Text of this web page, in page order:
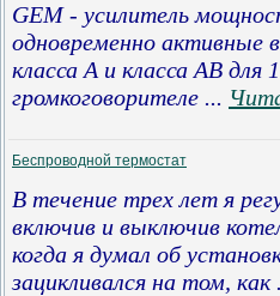
GEM - усилитель
одновременно активные
класса A и класса AB
громкоговорителе ...
Беспроводной термостат
В течение трех лет я
включив и выключив
когда я думал об
зацикливался на том, как